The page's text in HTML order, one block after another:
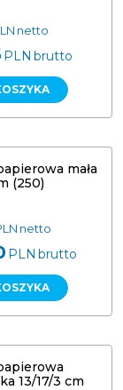
netto
PLN brutto
mała 10/16 cm
mała
(250)
netto
PLN brutto
Muszelka 13/17/3
13/17/3 cm